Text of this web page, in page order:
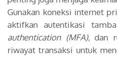
Gunakan koneksi internet
aktifkan autentikasi
authentication (MFA), dan
riwayat transaksi untuk